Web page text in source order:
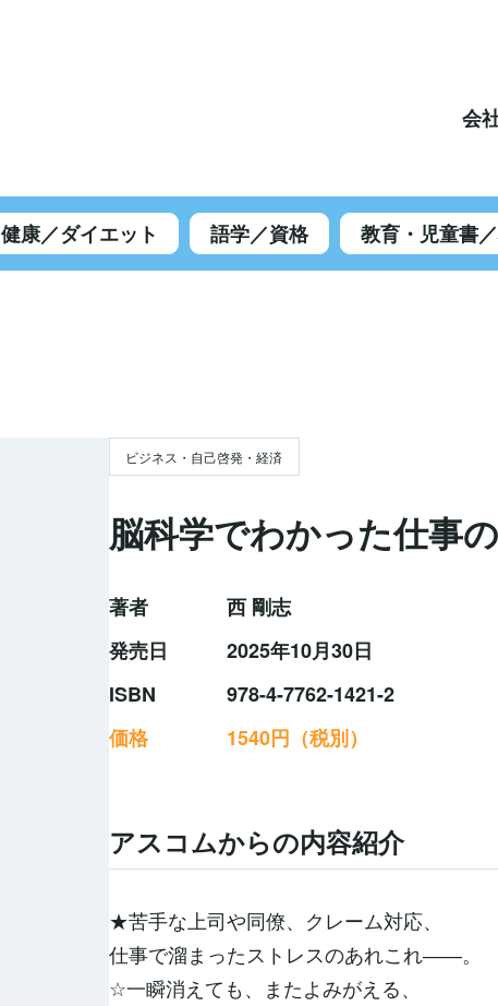
会
健康／ダイエット 語学／資格 教育・児童書
ビジネス・自己啓発・経済
脳科学でわかった仕事
著者
西 剛志
発売日
2025年10月30日
ISBN
978-4-7762-1421-2
価格
1540円（税別）
アスコムからの内容紹介
★苦手な上司や同僚、クレーム対応、
仕事で溜まったストレスのあれこれ――。
☆一瞬消えても、またよみがえる、